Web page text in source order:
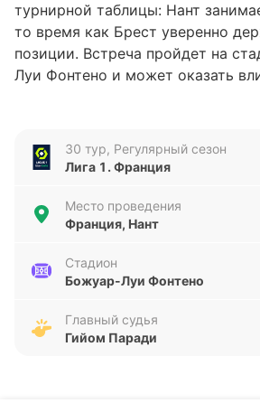
турнирной таблицы: Нант
то время как Брест уверенно
позиции. Встреча пройдет на
Луи Фонтено и может оказать
Анализ формы команд
желать лучшего: команда
гола и пропустив шесть. В то же
демонстрирует более
положительным балансом голов
Брест находится в более
30 тур, Регулярный сезон
Лига 1. Франция
Место проведения
Франция, Нант
Стадион
Божуар-Луи Фонтено
Главный судья
Гийом Паради